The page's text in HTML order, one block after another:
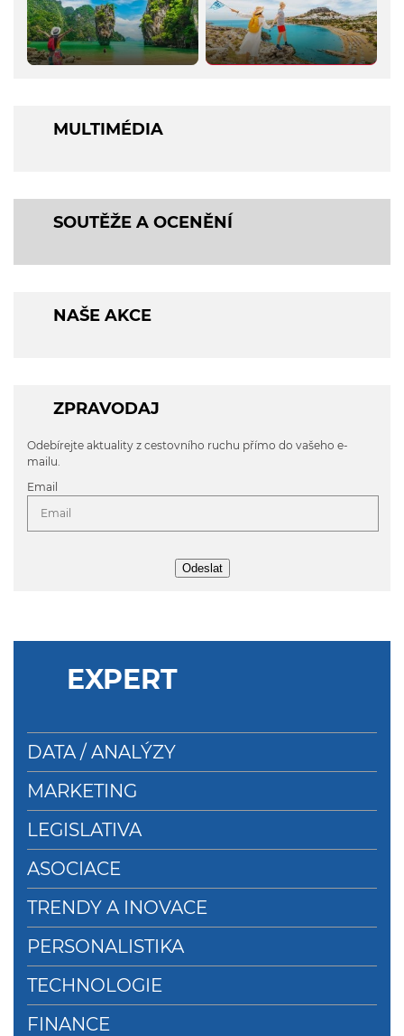
MULTIMÉDIA
SOUTĚŽE A OCENĚNÍ
NAŠE AKCE
ZPRAVODAJ
Odebírejte aktuality z cestovního ruchu přímo do vašeho e-
mailu.
Email
Odeslat
EXPERT
DATA / ANALÝZY
MARKETING
LEGISLATIVA
ASOCIACE
TRENDY A INOVACE
PERSONALISTIKA
TECHNOLOGIE
FINANCE